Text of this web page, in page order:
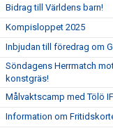
Bidrag till Världens barn!
Kompisloppet 2025
Inbjudan till föredrag om
Söndagens Herrmatch
konstgräs!
Målvaktscamp med Tölö
Information om